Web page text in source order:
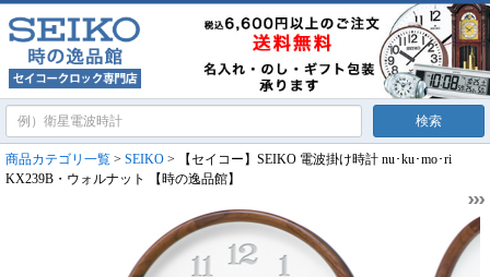
商品カテゴリ一覧 > SEIKO > 【セイコー】SEIKO 電波掛け時計 nu･ku･mo･ri
KX239B・ウォルナット 【時の逸品館】